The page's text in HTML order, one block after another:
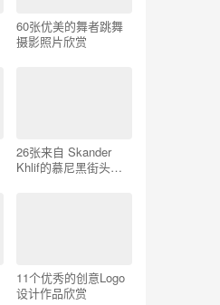
60张优美的舞者跳舞
摄影照片欣赏
26张来自 Skander
Khlif的慕尼黑街头摄
11个优秀的创意Logo
设计作品欣赏